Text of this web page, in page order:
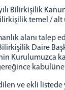
Bilirkişilik
temel / alt
alanı
Daire
Kurulumuzca
ve ekli listede